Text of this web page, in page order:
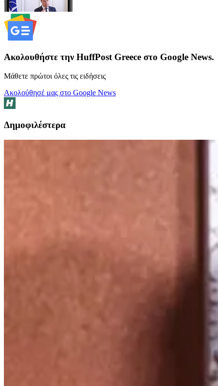
Ακολουθήστε την HuffPost Greece στο Google News.
Μάθετε πρώτοι όλες τις ειδήσεις
Ακολούθησέ μας στο Google News
Δημοφιλέστερα